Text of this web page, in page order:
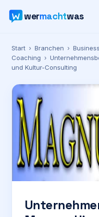
wermachtwas
Verzeichnis
News
Ratgeber
Werbung
Preise
Für Firmen
Start › Branchen › Business
Coaching ›
und Kultur-Consulting